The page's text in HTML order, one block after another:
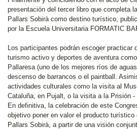
presentación del tercer libro que completa
Pallars Sobirà como destino turístico,
por la Escuela Universitaria FORMATIC
Los participantes podrán escoger practicar
turismo activo y deportes de aventura
Pallaresa (uno de los mejores ríos de
descenso de barrancos o el paintball.
actividades culturales como la visita al
Cataluña, en Pujalt, o la visita a la Prisión -
En definitiva, la celebración de este
objetivo poner en valor el producto turístico
Pallars Sobirà, a partir de una visión